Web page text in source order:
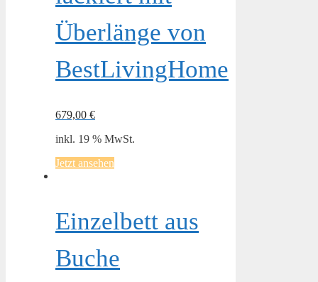
Überlänge von
BestLivingHome
679,00 €
inkl. 19 % MwSt.
Jetzt ansehen
Einzelbett aus
Buche